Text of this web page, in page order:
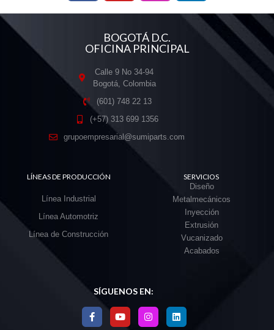
BOGOTÁ D.C.
OFICINA PRINCIPAL
Calle 9 No 34-94
Bogotá, Colombia
(601) 748 22 13
(+57) 313 699 1356
grupoempresarial@sumiparts.com
LÍNEAS DE PRODUCCIÓN
Línea Industrial
Línea Automotriz
Línea de Construcción
SERVICIOS
Diseño
Metalmecánicos
Inyección
Extrusión
Vucanizado
Acabados
SÍGUENOS EN: